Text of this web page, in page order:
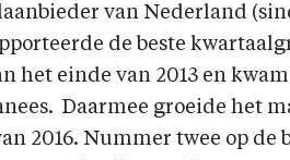
van Nederland
de beste
het einde van 2013 en
Daarmee groeide het
2016. Nummer twee op de